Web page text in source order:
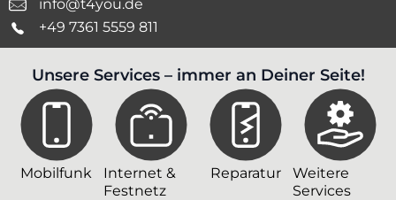
info@t4you.de
+49 7361 5559 811
Unsere Services – immer an Deiner Seite!
Mobilfunk
Internet &
Festnetz
Reparatur
Weitere
Services